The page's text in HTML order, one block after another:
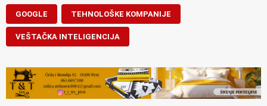
GOOGLE TEHNOLOŠKE KOMPANIJE
VEŠTAČKA INTELIGENCIJA